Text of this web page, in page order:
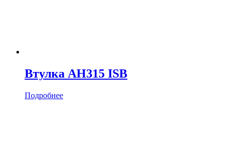
Втулка AH315 ISB
Подробнее